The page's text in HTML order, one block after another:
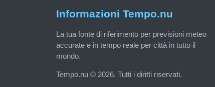
Informazioni Tempo.nu
La tua fonte di riferimento per previsioni meteo
accurate e in tempo reale per città in tutto il
mondo.
Tempo.nu © 2026. Tutti i diritti riservati.